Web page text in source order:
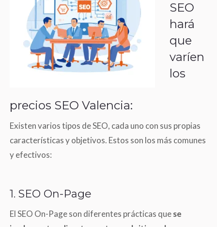
SEO
hará
que
varíen
los
precios SEO Valencia:
Existen varios tipos de SEO, cada uno con sus propias
características y objetivos. Estos son los más comunes
y efectivos:
1. SEO On-Page
El SEO On-Page son diferentes prácticas quese